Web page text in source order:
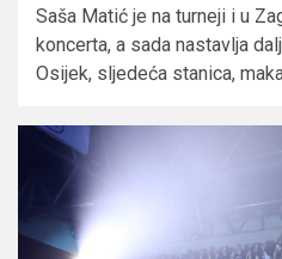
Saša Matić je na turneji i u
koncerta, a sada nastavlja
Osijek, sljedeća stanica,